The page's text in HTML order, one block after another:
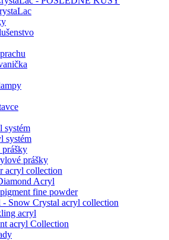
systém
systém
prášky
acryl collection
Acryl
fine powder
- Snow Crystal acryl collection
acryl
acryl Collection